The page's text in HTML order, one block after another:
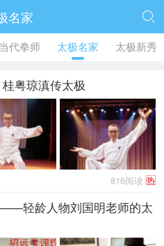
名家 
当代拳师 太极名家 太极新秀
粤琼滇传太极
热
816阅读
——轻龄人物刘国明老师的太